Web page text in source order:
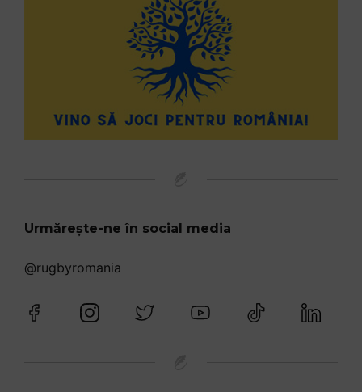
Urmărește-ne în social media
@rugbyromania